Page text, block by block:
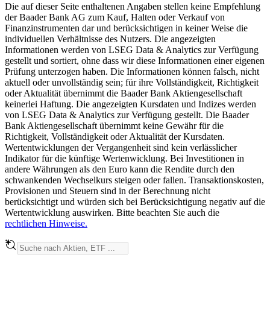
Die auf dieser Seite enthaltenen Angaben stellen keine Empfehlung
der Baader Bank AG zum Kauf, Halten oder Verkauf von
Finanzinstrumenten dar und berücksichtigen in keiner Weise die
individuellen Verhältnisse des Nutzers. Die angezeigten
Informationen werden von LSEG Data & Analytics zur Verfügung
gestellt und sortiert, ohne dass wir diese Informationen einer eigenen
Prüfung unterzogen haben. Die Informationen können falsch, nicht
aktuell oder unvollständig sein; für ihre Vollständigkeit, Richtigkeit
oder Aktualität übernimmt die Baader Bank Aktiengesellschaft
keinerlei Haftung. Die angezeigten Kursdaten und Indizes werden
von LSEG Data & Analytics zur Verfügung gestellt. Die Baader
Bank Aktiengesellschaft übernimmt keine Gewähr für die
Richtigkeit, Vollständigkeit oder Aktualität der Kursdaten.
Wertentwicklungen der Vergangenheit sind kein verlässlicher
Indikator für die künftige Wertenwicklung. Bei Investitionen in
andere Währungen als den Euro kann die Rendite durch den
schwankenden Wechselkurs steigen oder fallen. Transaktionskosten,
Provisionen und Steuern sind in der Berechnung nicht
berücksichtigt und würden sich bei Berücksichtigung negativ auf die
Wertentwicklung auswirken. Bitte beachten Sie auch die
rechtlichen Hinweise.